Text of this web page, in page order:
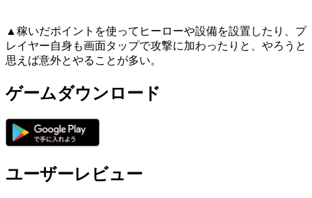
▲稼いだポイントを使ってヒーローや設備を設置したり、プ
レイヤー自身も画面タップで攻撃に加わったりと、やろうと
思えば意外とやることが多い。
ゲームダウンロード
ユーザーレビュー